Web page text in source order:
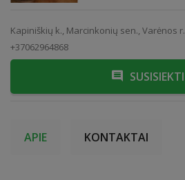
Kapiniškių k., Marcinkonių sen., Varėnos r.
+37062964868
SUSISIEKTI
APIE KONTAKTAI